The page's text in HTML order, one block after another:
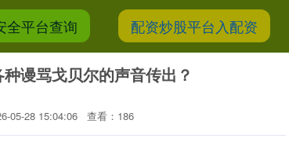
全平台查询 配资炒股平台入配资
谩骂戈贝尔的声音传出？
05-28 15:04:06 查看：186